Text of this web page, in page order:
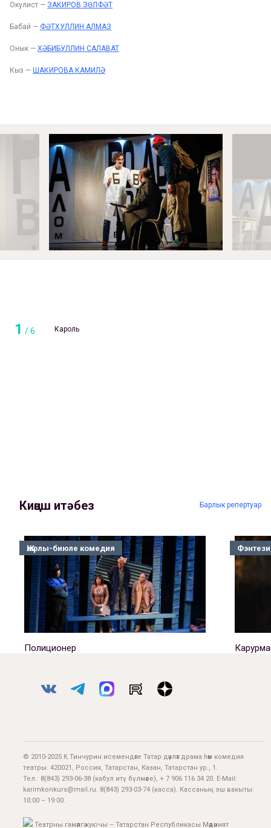
Окулист — ЗАКИРОВ ЗӨЛФӘТ
Бабай — ФӘТХУЛЛИН АЛМАЗ
Онык — ХӘБИБУЛЛИН САЛАВАТ
Кыз — ШАКИРОВА КАМИЛӘ
1 /6 Кароль
Киңәш итәбез Барлык репертуар
Җырлы-биюле комедия
Полиционер
Фэнтези
© 2010-2025 К.Тинчурин исемендәге Татар дәүләт драма һәм комедия
театры. 420021, Россия, Татарстан, Казан, Татарстан ур., 1.
Тел.: 8(843) 293-06-38 (кабул итү бүлмәсе), + 7 906 116 34 20. E-Mail:
karimkonkurs@mail.ru. 8(843) 293-03-74 (касса). Кассаның эш вакыты:
10:00 – 19:00.
Театрны гамәлгә куючы – Татарстан Республикасы Мәдәният